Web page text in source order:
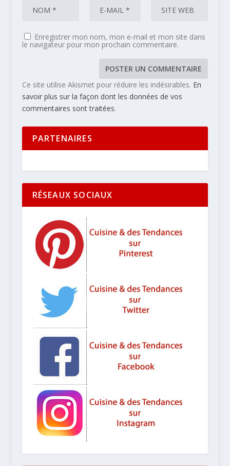
Enregistrer mon nom, mon e-mail et mon site dans
le navigateur pour mon prochain commentaire.
Ce site utilise Akismet pour réduire les indésirables. En
savoir plus sur la façon dont les données de vos
commentaires sont traitées.
PARTENAIRES
RÉSEAUX SOCIAUX